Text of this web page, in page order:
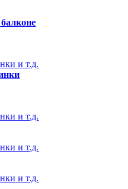
и т.д.
и т.д.
и т.д.
и т.д.